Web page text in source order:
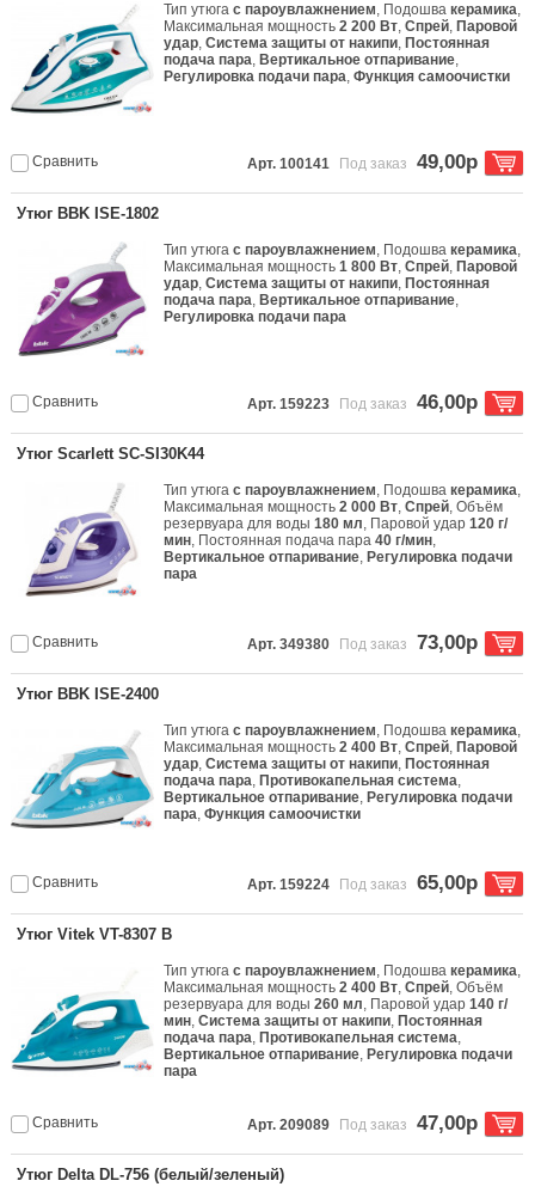
Тип утюгас пароувлажнением, Подошвакерамика,
Максимальная мощность2 200 Вт,Спрей, Паровой
удар,Система защиты от накипи, Постоянная
подача пара, Вертикальное отпаривание,
Регулировка подачи пара,Функция самоочистки
Сравнить Арт. 100141 Под заказ 49,00р
Утюг BBK ISE-1802
Тип утюгас пароувлажнением, Подошвакерамика,
Максимальная мощность1 800 Вт,Спрей, Паровой
удар,Система защиты от накипи, Постоянная
подача пара, Вертикальное отпаривание,
Регулировка подачи пара
Сравнить Арт. 159223 Под заказ 46,00р
Утюг Scarlett SC-SI30K44
Тип утюгас пароувлажнением, Подошвакерамика,
Максимальная мощность2 000 Вт,Спрей, Объём
резервуара для воды180 мл, Паровой удар120 г/
мин, Постоянная подача пара40 г/мин,
Вертикальное отпаривание, Регулировка подачи
пара
Сравнить Арт. 349380 Под заказ 73,00р
Утюг BBK ISE-2400
Тип утюгас пароувлажнением, Подошвакерамика,
Максимальная мощность2 400 Вт,Спрей, Паровой
удар,Система защиты от накипи, Постоянная
подача пара, Противокапельная система,
Вертикальное отпаривание, Регулировка подачи
пара,Функция самоочистки
Сравнить Арт. 159224 Под заказ 65,00р
Утюг Vitek VT-8307 B
Тип утюгас пароувлажнением, Подошвакерамика,
Максимальная мощность2 400 Вт,Спрей, Объём
резервуара для воды260 мл, Паровой удар140 г/
мин,Система защиты от накипи, Постоянная
подача пара, Противокапельная система,
Вертикальное отпаривание, Регулировка подачи
пара
Сравнить Арт. 209089 Под заказ 47,00р
Утюг Delta DL-756 (белый/зеленый)